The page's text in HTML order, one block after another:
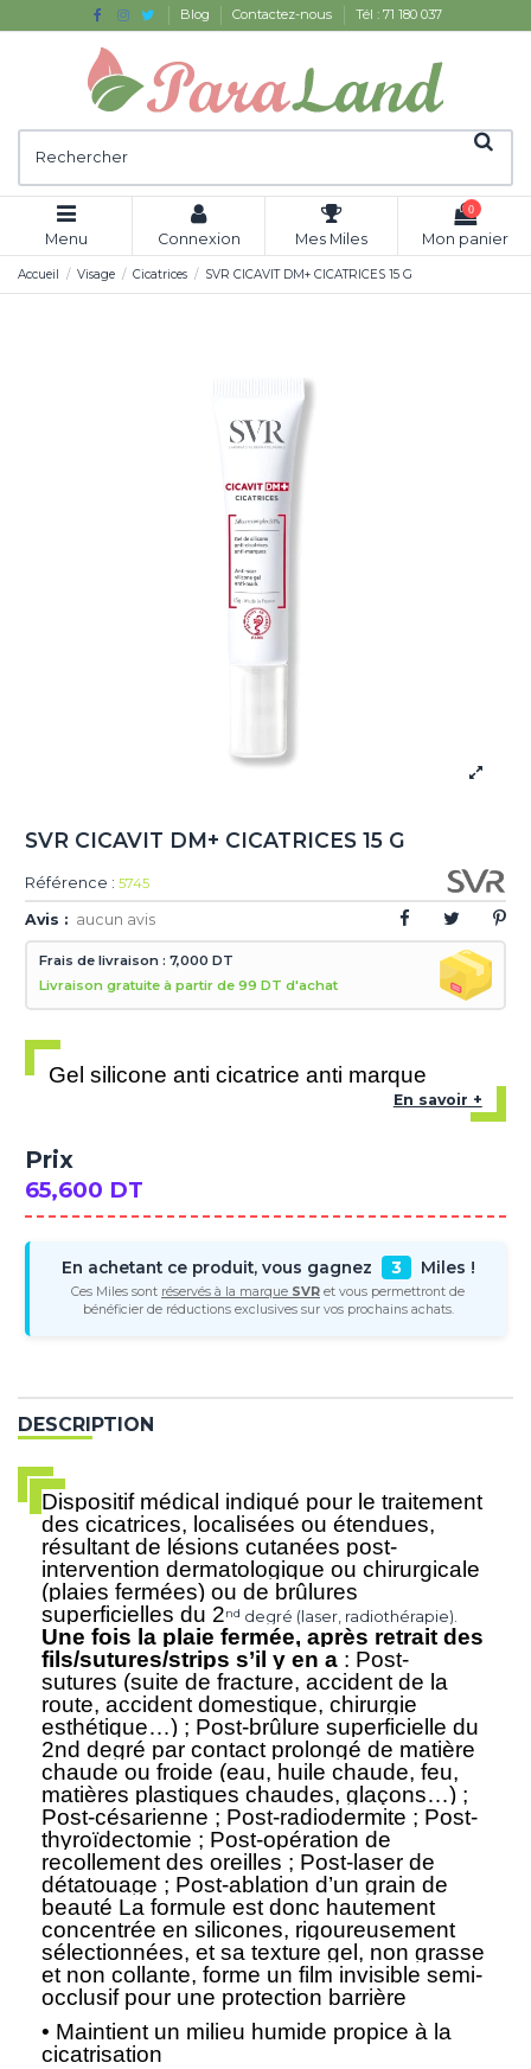
Blog Contactez-nous Tél : 71 180 037
Menu Connexion Mes Miles
0
Mon panier
Accueil Visage Cicatrices SVR CICAVIT DM+ CICATRICES 15 G
SVR CICAVIT DM+ CICATRICES 15 G
Référence : 5745
Avis : aucun avis
Frais de livraison : 7,000 DT
Livraison gratuite à partir de 99 DT d'achat
Gel silicone anti cicatrice anti marque
En savoir +
Prix
65,600 DT
En achetant ce produit, vous gagnez 3 Miles !
Ces Miles sont réservés à la marque SVR et vous permettront de
bénéficier de réductions exclusives sur vos prochains achats.
DESCRIPTION
Dispositif médical indiqué pour le traitement
des cicatrices, localisées ou étendues,
résultant de lésions cutanées post-
intervention dermatologique ou chirurgicale
(plaies fermées) ou de brûlures
superficielles du 2nd degré (laser, radiothérapie).
Une fois la plaie fermée, après retrait des
fils/sutures/strips s’il y en a : Post-
sutures (suite de fracture, accident de la
route, accident domestique, chirurgie
esthétique…) ; Post-brûlure superficielle du
2nd degré par contact prolongé de matière
chaude ou froide (eau, huile chaude, feu,
matières plastiques chaudes, glaçons…) ;
Post-césarienne ; Post-radiodermite ; Post-
thyroïdectomie ; Post-opération de
recollement des oreilles ; Post-laser de
détatouage ; Post-ablation d’un grain de
beauté La formule est donc hautement
concentrée en silicones, rigoureusement
sélectionnées, et sa texture gel, non grasse
et non collante, forme un film invisible semi-
occlusif pour une protection barrière
• Maintient un milieu humide propice à la
cicatrisation